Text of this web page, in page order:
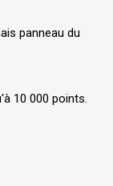
panneau du
10 000 points.